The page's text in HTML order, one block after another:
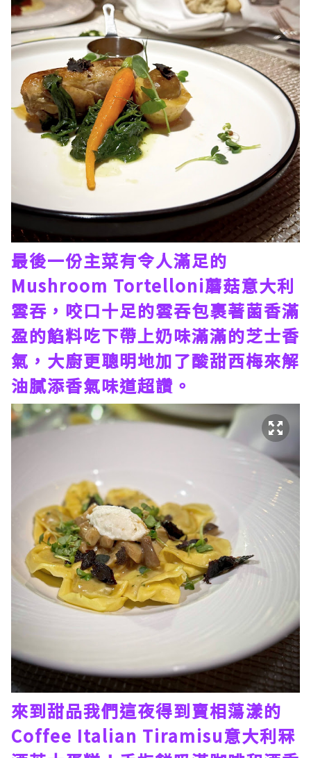
最後一份主菜有令人滿足的
Mushroom Tortelloni蘑菇意大利
雲吞，咬口十足的雲吞包裹著菌香滿
盈的餡料吃下帶上奶味滿滿的芝士香
氣，大廚更聰明地加了酸甜西梅來解
油膩添香氣味道超讚。
來到甜品我們這夜得到賣相蕩漾的
Coffee Italian Tiramisu意大利冧